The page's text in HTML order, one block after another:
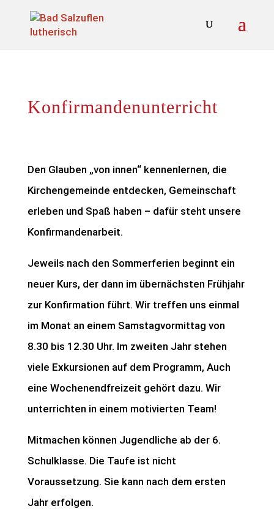
Konfirmandenunterricht
Den Glauben „von innen“ kennenlernen, die
Kirchengemeinde entdecken, Gemeinschaft
erleben und Spaß haben – dafür steht unsere
Konfirmandenarbeit.
Jeweils nach den Sommerferien beginnt ein
neuer Kurs, der dann im übernächsten Frühjahr
zur Konfirmation führt. Wir treffen uns einmal
im Monat an einem Samstagvormittag von
8.30 bis 12.30 Uhr. Im zweiten Jahr stehen
viele Exkursionen auf dem Programm, Auch
eine Wochenendfreizeit gehört dazu. Wir
unterrichten in einem motivierten Team!
Mitmachen können Jugendliche ab der 6.
Schulklasse. Die Taufe ist nicht
Voraussetzung. Sie kann nach dem ersten
Jahr erfolgen.